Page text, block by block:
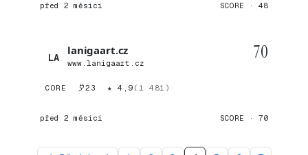
před 2 měsíci SCORE · 48
LA
lanigaart.cz
www.lanigaart.cz
70
CORE 23 ★ 4,9 (1 481)
před 2 měsíci SCORE · 70